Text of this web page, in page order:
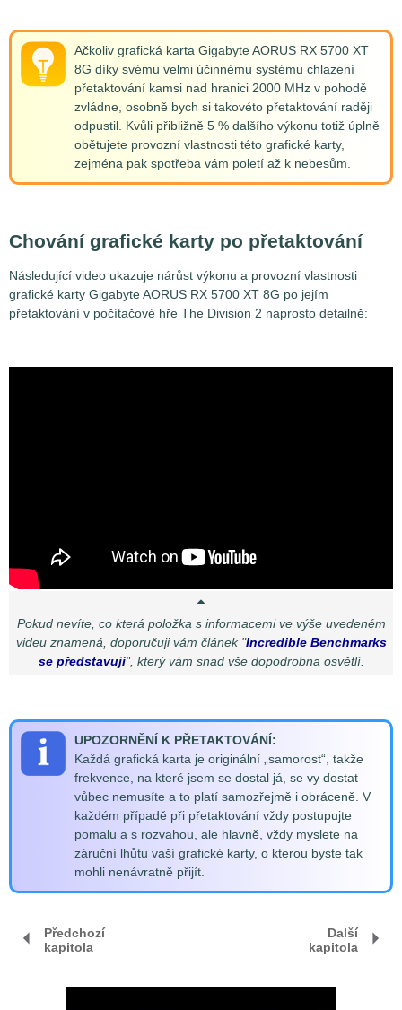
Ačkoliv grafická karta Gigabyte AORUS RX 5700 XT
8G díky svému velmi účinnému systému chlazení
přetaktování kamsi nad hranici 2000 MHz v pohodě
zvládne, osobně bych si takovéto přetaktování raději
odpustil. Kvůli přibližně 5 % dalšího výkonu totiž úplně
obětujete provozní vlastnosti této grafické karty,
zejména pak spotřeba vám poletí až k nebesům.
Chování grafické karty po přetaktování
Následující video ukazuje nárůst výkonu a provozní vlastnosti
grafické karty Gigabyte AORUS RX 5700 XT 8G po jejím
přetaktování v počítačové hře The Division 2 naprosto detailně:
Pokud nevíte, co která položka s informacemi ve výše uvedeném
videu znamená, doporučuji vám článek "Incredible Benchmarks
se představují", který vám snad vše dopodrobna osvětlí.
UPOZORNĚNÍ K PŘETAKTOVÁNÍ:
Každá grafická karta je originální „samorost“, takže
frekvence, na které jsem se dostal já, se vy dostat
vůbec nemusíte a to platí samozřejmě i obráceně. V
každém případě při přetaktování vždy postupujte
pomalu a s rozvahou, ale hlavně, vždy myslete na
záruční lhůtu vaší grafické karty, o kterou byste tak
mohli nenávratně přijít.
Předchozí
kapitola
Další
kapitola